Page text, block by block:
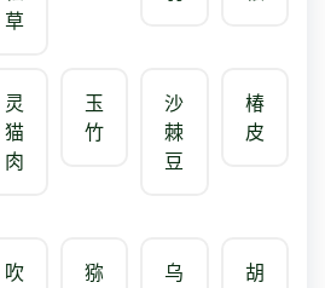
草
灵
猫
肉
玉
竹
沙
棘
豆
椿
皮
吹
猕
乌
胡